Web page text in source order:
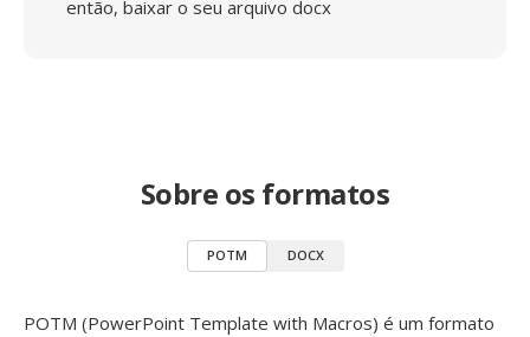
então, baixar o seu arquivo docx
Sobre os formatos
POTM DOCX
POTM (PowerPoint Template with Macros) é um formato